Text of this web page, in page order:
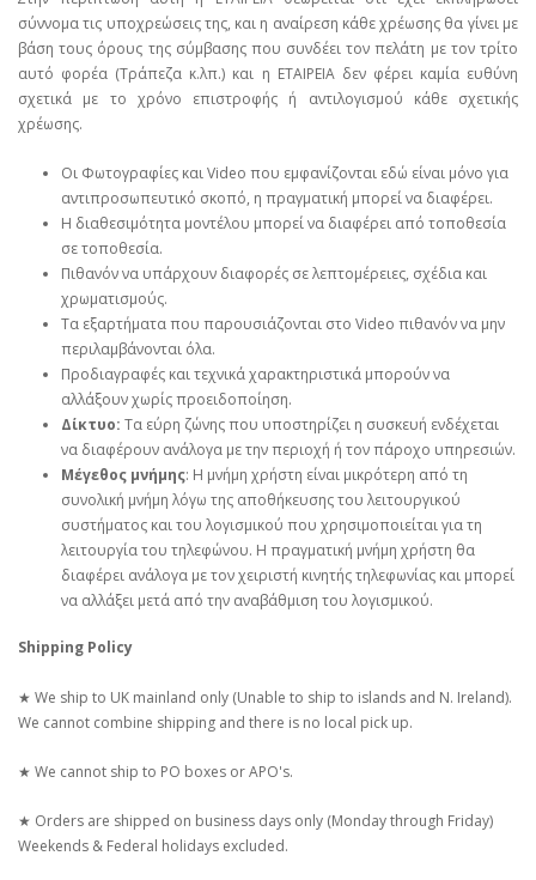
σύννομα τις υποχρεώσεις της, και η αναίρεση κάθε χρέωσης θα γίνει με
βάση τους όρους της σύμβασης που συνδέει τον πελάτη με τον τρίτο
αυτό φορέα (Τράπεζα κ.λπ.) και η ΕΤΑΙΡΕΙΑ δεν φέρει καμία ευθύνη
σχετικά με το χρόνο επιστροφής ή αντιλογισμού κάθε σχετικής
χρέωσης.
Οι Φωτογραφίες και Video που εμφανίζονται εδώ είναι μόνο για
αντιπροσωπευτικό σκοπό, η πραγματική μπορεί να διαφέρει.
Η διαθεσιμότητα μοντέλου μπορεί να διαφέρει από τοποθεσία
σε τοποθεσία.
Πιθανόν να υπάρχουν διαφορές σε λεπτομέρειες, σχέδια και
χρωματισμούς.
Τα εξαρτήματα που παρουσιάζονται στο Video πιθανόν να μην
περιλαμβάνονται όλα.
Προδιαγραφές και τεχνικά χαρακτηριστικά μπορούν να
αλλάξουν χωρίς προειδοποίηση.
Δίκτυο: Τα εύρη ζώνης που υποστηρίζει η συσκευή ενδέχεται
να διαφέρουν ανάλογα με την περιοχή ή τον πάροχο υπηρεσιών.
Μέγεθος μνήμης: Η μνήμη χρήστη είναι μικρότερη από τη
συνολική μνήμη λόγω της αποθήκευσης του λειτουργικού
συστήματος και του λογισμικού που χρησιμοποιείται για τη
λειτουργία του τηλεφώνου. Η πραγματική μνήμη χρήστη θα
διαφέρει ανάλογα με τον χειριστή κινητής τηλεφωνίας και μπορεί
να αλλάξει μετά από την αναβάθμιση του λογισμικού.
Shipping Policy
★ We ship to UK mainland only (Unable to ship to islands and N. Ireland).
We cannot combine shipping and there is no local pick up.
★ We cannot ship to PO boxes or APO's.
★ Orders are shipped on business days only (Monday through Friday)
Weekends & Federal holidays excluded.